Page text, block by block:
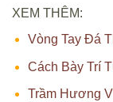
XEM THÊM:
Vòng Tay Đá
Cách Bày Trí
Trầm Hương